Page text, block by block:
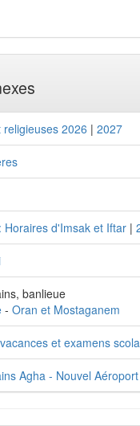
2026 | 2027
Horaires d'Imsak et Iftar |
banlieue
- Oran et Mostaganem
et examens
Agha - Nouvel